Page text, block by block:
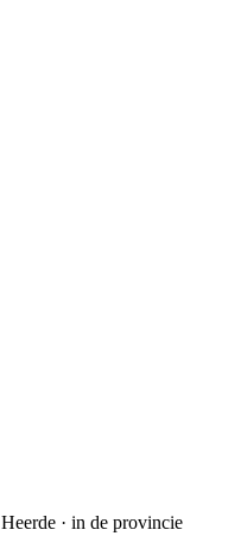
Heerde · in de provincie